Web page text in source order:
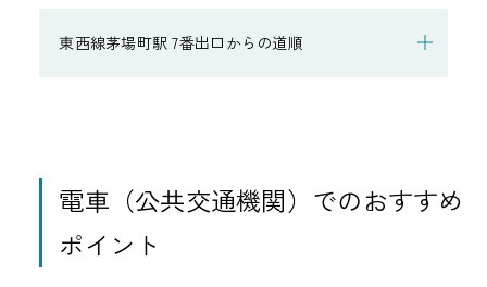
東西線茅場町駅 7番出口からの道順
電車（公共交通機関）でのおすすめ
ポイント